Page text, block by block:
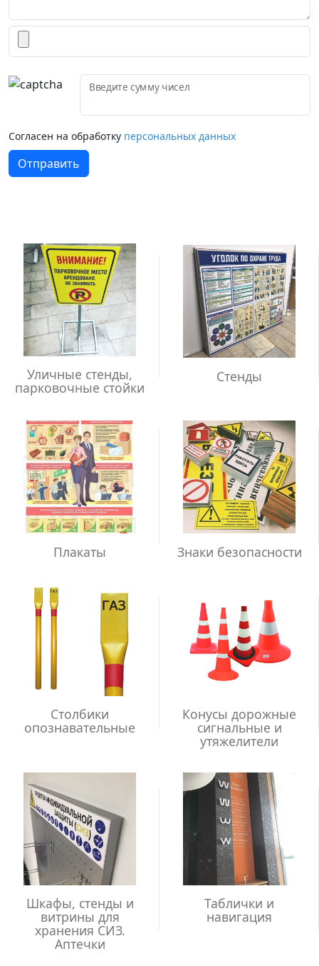
Введите сумму чисел
Согласен на обработку персональных данных
Отправить
Уличные стенды,
парковочные стойки
Стенды
Плакаты Знаки безопасности
Столбики
опознавательные
Конусы дорожные
сигнальные и
утяжелители
Шкафы, стенды и
витрины для
хранения СИЗ.
Аптечки
Таблички и
навигация